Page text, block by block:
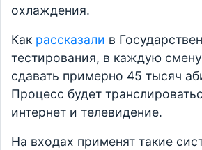
охлаждения.
Как рассказали в
тестирования, в каждую
сдавать примерно 45 тысяч
Процесс будет
интернет и телевидение.
На входах применят такие